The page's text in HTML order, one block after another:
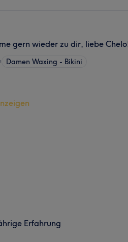
gern wieder zu dir, liebe
Damen Waxing - Bikini
Erfahrung